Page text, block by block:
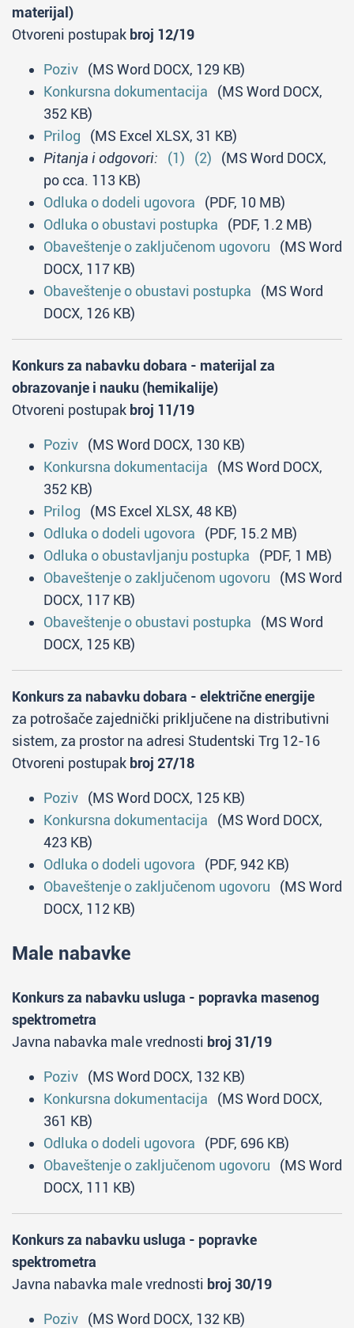
materijal)
Otvoreni postupak broj 12/19
Poziv (MS Word DOCX, 129 KB)
Konkursna dokumentacija (MS Word DOCX,
352 KB)
Prilog (MS Excel XLSX, 31 KB)
Pitanja i odgovori:
(1) (2) (MS Word DOCX,
po cca. 113 KB)
Odluka o dodeli ugovora (PDF, 10 MB)
Odluka o obustavi postupka (PDF, 1.2 MB)
Obaveštenje o zaključenom ugovoru (MS Word
DOCX, 117 KB)
Obaveštenje o obustavi postupka (MS Word
DOCX, 126 KB)
Konkurs za nabavku dobara - materijal za
obrazovanje i nauku (hemikalije)
Otvoreni postupak broj 11/19
Poziv (MS Word DOCX, 130 KB)
Konkursna dokumentacija (MS Word DOCX,
352 KB)
Prilog (MS Excel XLSX, 48 KB)
Odluka o dodeli ugovora (PDF, 15.2 MB)
Odluka o obustavljanju postupka (PDF, 1 MB)
Obaveštenje o zaključenom ugovoru (MS Word
DOCX, 117 KB)
Obaveštenje o obustavi postupka (MS Word
DOCX, 125 KB)
Konkurs za nabavku dobara - električne energije
za potrošače zajednički priključene na distributivni
sistem, za prostor na adresi Studentski Trg 12-16
Otvoreni postupak broj 27/18
Poziv (MS Word DOCX, 125 KB)
Konkursna dokumentacija (MS Word DOCX,
423 KB)
Odluka o dodeli ugovora (PDF, 942 KB)
Obaveštenje o zaključenom ugovoru (MS Word
DOCX, 112 KB)
Male nabavke
Konkurs za nabavku usluga - popravka masenog
spektrometra
Javna nabavka male vrednosti broj 31/19
Poziv (MS Word DOCX, 132 KB)
Konkursna dokumentacija (MS Word DOCX,
361 KB)
Odluka o dodeli ugovora (PDF, 696 KB)
Obaveštenje o zaključenom ugovoru (MS Word
DOCX, 111 KB)
Konkurs za nabavku usluga - popravke
spektrometra
Javna nabavka male vrednosti broj 30/19
Poziv (MS Word DOCX, 132 KB)